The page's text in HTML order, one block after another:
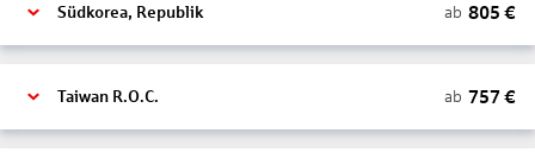
Südkorea, Republik ab 805 €
Taiwan R.O.C. ab 757 €